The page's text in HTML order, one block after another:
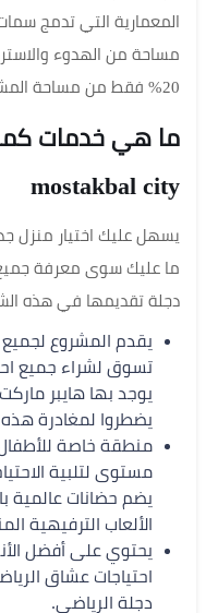
المعمارية التي تدمج
مساحة من الهدوء
20% فقط من مساحة المشروع ككل.
mostakbal city
يسهل عليك اختيار منزل
ما عليك سوى معرفة جميع
دجلة تقديمها في هذه
يقدم المشروع
تسوق لشراء جميع
يوجد بها هايبر
يضطروا لمغادرة هذه
منطقة خاصة
مستوى لتلبية
يضم حضانات عالمية
الألعاب الترفيهية
يحتوي على أفضل
احتياجات عشاق
دجلة الرياضي.